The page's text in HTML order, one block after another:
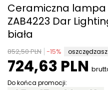
Ceramiczna lampa
ZAB4223 Dar
biała
852,50 PLN -15% oszczędzasz
724,63 PLN
Do końca promocji: